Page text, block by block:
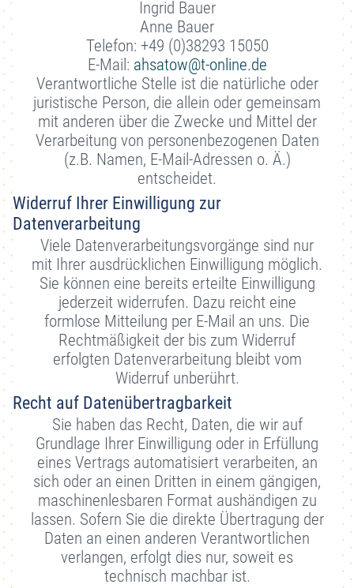
Ingrid Bauer
Anne Bauer
Telefon: +49 (0)38293 15050
E-Mail: ahsatow@t-online.de
Verantwortliche Stelle ist die natürliche oder
juristische Person, die allein oder gemeinsam
mit anderen über die Zwecke und Mittel der
Verarbeitung von personenbezogenen Daten
(z.B. Namen, E-Mail-Adressen o. Ä.)
entscheidet.
Widerruf Ihrer Einwilligung zur
Datenverarbeitung
Viele Datenverarbeitungsvorgänge sind nur
mit Ihrer ausdrücklichen Einwilligung möglich.
Sie können eine bereits erteilte Einwilligung
jederzeit widerrufen. Dazu reicht eine
formlose Mitteilung per E-Mail an uns. Die
Rechtmäßigkeit der bis zum Widerruf
erfolgten Datenverarbeitung bleibt vom
Widerruf unberührt.
Recht auf Datenübertragbarkeit
Sie haben das Recht, Daten, die wir auf
Grundlage Ihrer Einwilligung oder in Erfüllung
eines Vertrags automatisiert verarbeiten, an
sich oder an einen Dritten in einem gängigen,
maschinenlesbaren Format aushändigen zu
lassen. Sofern Sie die direkte Übertragung der
Daten an einen anderen Verantwortlichen
verlangen, erfolgt dies nur, soweit es
technisch machbar ist.